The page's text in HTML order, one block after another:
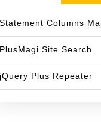
Statement Columns
PlusMagi Site Search
jQuery Plus Repeater